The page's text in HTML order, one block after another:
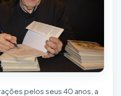
pelos seus 40 anos, a